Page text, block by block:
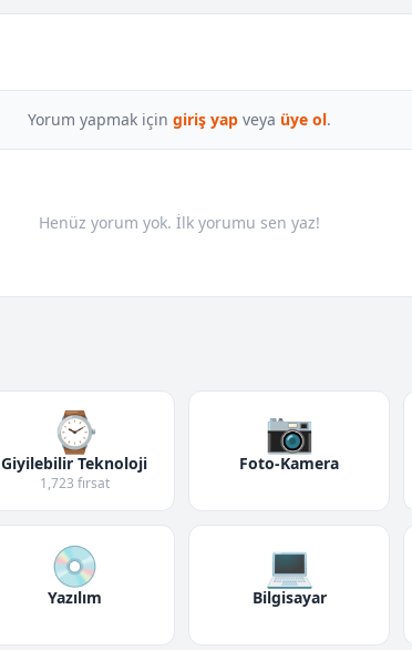
Yorum yapmak için giriş yap veya üye ol.
Henüz yorum yok. İlk yorumu sen yaz!
⌚
Giyilebilir Teknoloji
1,723 fırsat
📷
Foto-Kamera
💿
Yazılım
💻
Bilgisayar